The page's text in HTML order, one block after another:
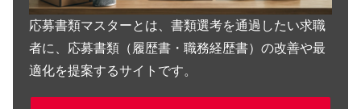
応募書類マスターとは、書類選考を通過したい求職
者に、応募書類（履歴書・職務経歴書）の改善や最
適化を提案するサイトです。